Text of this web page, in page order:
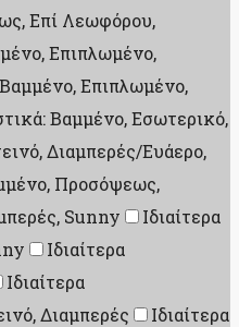
Επί Λεωφόρου,
Επιπλωμένο,
Βαμμένο, Επιπλωμένο,
Βαμμένο, Εσωτερικό,
Διαμπερές/Ευάερο,
Προσόψεως,
Sunny
Ιδιαίτερα
Ιδιαίτερα
Ιδιαίτερα
Διαμπερές
Ιδιαίτερα